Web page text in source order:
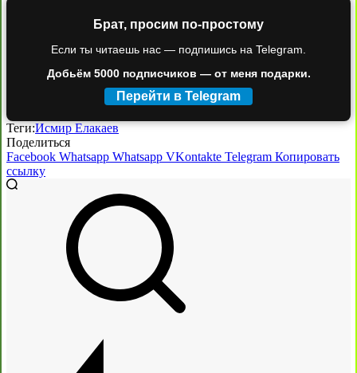
Брат, просим по-простому
Если ты читаешь нас — подпишись на Telegram.
Добьём 5000 подписчиков — от меня подарки.
Перейти в Telegram
Теги:Исмир Елакаев
Поделиться
Facebook Whatsapp Whatsapp VKontakte Telegram Копировать
ссылку